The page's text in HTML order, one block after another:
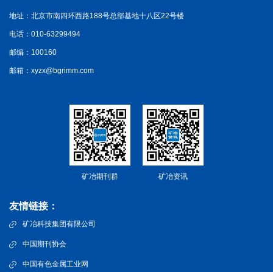
地址：北京市南四环西路188号总部基地十八区22号楼
电话：010-63299494
邮编：100160
邮箱：xyzx@bgrimm.com
矿冶期刊群 矿冶资讯
友情链接：
矿冶科技集团有限公司
中国期刊协会
中国有色金属工业网